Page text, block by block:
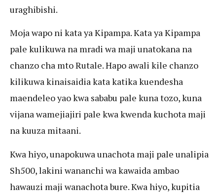
uraghibishi.
Moja wapo ni kata ya Kipampa. Kata ya Kipampa
pale kulikuwa na mradi wa maji unatokana na
chanzo cha mto Rutale. Hapo awali kile chanzo
kilikuwa kinaisaidia kata katika kuendesha
maendeleo yao kwa sababu pale kuna tozo, kuna
vijana wamejiajiri pale kwa kwenda kuchota maji
na kuuza mitaani.
Kwa hiyo, unapokuwa unachota maji pale unalipia
Sh500, lakini wananchi wa kawaida ambao
hawauzi maji wanachota bure. Kwa hiyo, kupitia